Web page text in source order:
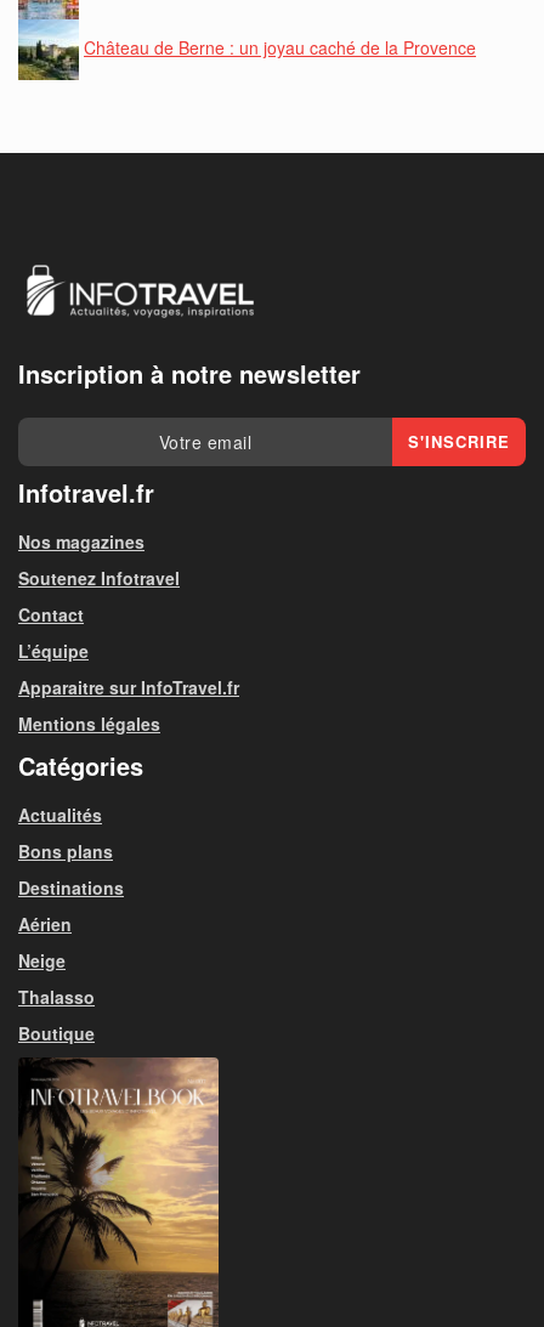
Château de Berne : un joyau caché de la Provence
Inscription à notre newsletter
Infotravel.fr
Nos magazines
Soutenez Infotravel
Contact
L’équipe
Apparaitre sur InfoTravel.fr
Mentions légales
Catégories
Actualités
Bons plans
Destinations
Aérien
Neige
Thalasso
Boutique